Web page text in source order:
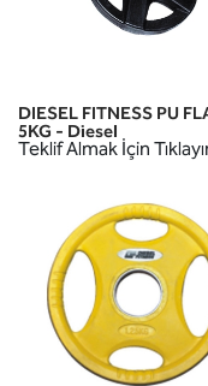
DIESEL FITNESS PU
5KG - Diesel
Teklif Almak İçin